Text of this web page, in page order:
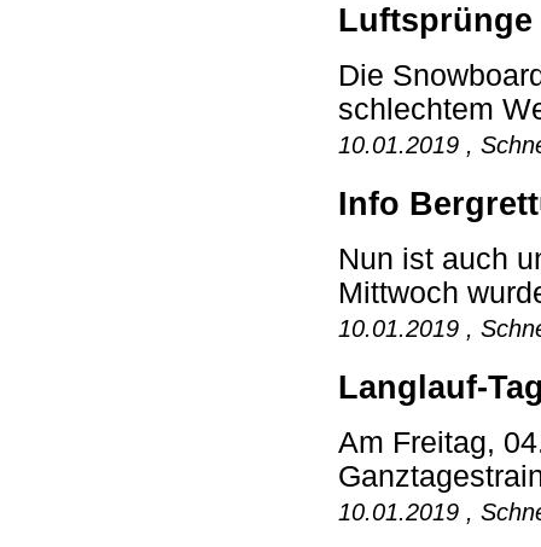
Luftsprünge
Die
schlechtem
10.01.2019 ,
Info
Nun ist auch
Mittwoch
10.01.2019 ,
Langlauf-
Am Freitag,
10.01.2019 ,